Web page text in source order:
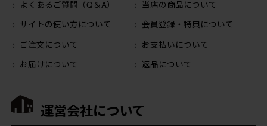
よくあるご質問（Q＆A）
当店の商品について
サイトの使い方について
会員登録・特典について
ご注文について
お支払いについて
お届けについて
返品について
運営会社について